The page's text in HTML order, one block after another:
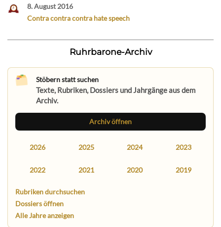
8. August 2016
Contra contra contra hate speech
Ruhrbarone-Archiv
Stöbern statt suchen
Texte, Rubriken, Dossiers und Jahrgänge aus dem
Archiv.
Archiv öffnen
2026 2025 2024 2023
2022 2021 2020 2019
Rubriken durchsuchen
Dossiers öffnen
Alle Jahre anzeigen